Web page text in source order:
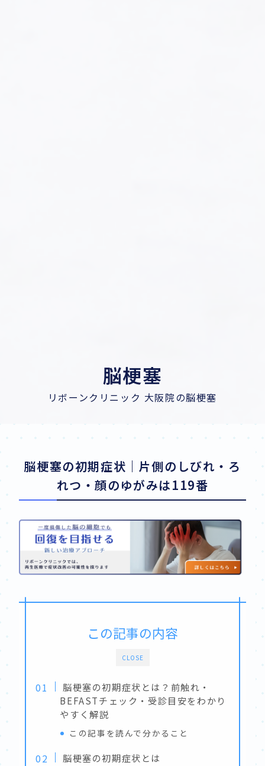
脳梗塞
リボーンクリニック 大阪院の脳梗塞
脳梗塞の初期症状｜片側のしびれ・ろ
れつ・顔のゆがみは119番
CLOSE
この記事の内容
脳梗塞の初期症状とは？前触れ・
BEFASTチェック・受診目安をわかり
やすく解説
この記事を読んで分かること
脳梗塞の初期症状とは